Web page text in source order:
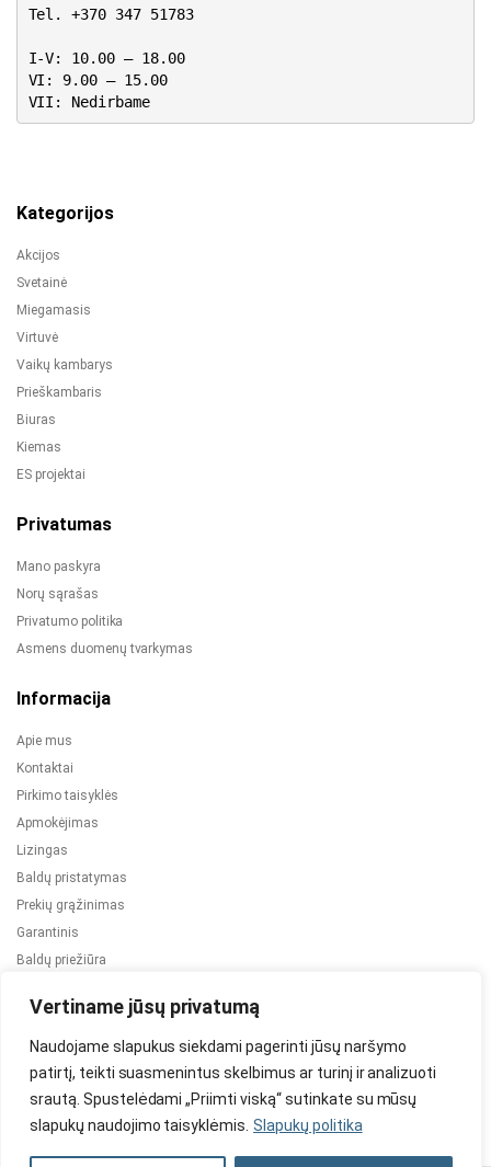
Vertiname jūsų privatumą
Naudojame slapukus siekdami pagerinti jūsų naršymo
patirtį, teikti suasmenintus skelbimus ar turinį ir analizuoti
srautą. Spustelėdami „Priimti viską“ sutinkate su mūsų
slapukų naudojimo taisyklėmis. Slapukų politika
Tel. +370 347 51783
I-V: 10.00 – 18.00
VI: 9.00 – 15.00
VII: Nedirbame
Kategorijos
Akcijos
Svetainė
Miegamasis
Virtuvė
Vaikų kambarys
Prieškambaris
Biuras
Kiemas
ES projektai
Privatumas
Mano paskyra
Norų sąrašas
Privatumo politika
Asmens duomenų tvarkymas
Informacija
Apie mus
Kontaktai
Pirkimo taisyklės
Apmokėjimas
Lizingas
Baldų pristatymas
Prekių grąžinimas
Garantinis
Baldų priežiūra
2024 © Visos teisės saugomos. Be TauBaldai.lt sutikimo draudžiama